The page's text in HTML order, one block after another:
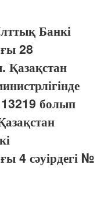
Банкі
28
болып
4 сәуірдегі №